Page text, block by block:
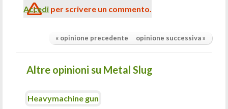
Accedi per scrivere un commento.
« opinione precedente opinione successiva »
Altre opinioni su Metal Slug
Heavymachine gun